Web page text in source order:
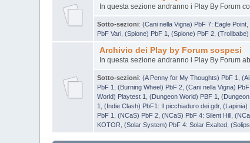
In questa sezione andranno i Play By Forum
Sotto-sezioni:(Cani nella Vigna) PbF 7: Eagle Point
PbF Vari ,(Spione) PbF 1 ,(Spione) PbF 2 ,(Trollbabe)
Archivio dei Play by Forum sospesi
In questa sezione andranno i Play By Forum
Sotto-sezioni:(A Penny for My Thoughts) PbF 1 ,
PbF 1
,(Burning Wheel) PbF 2 ,(Cani nella Vigna)
World) Playtest 1
,(Dungeon World) PBF 1 ,
1
,(Indie Clash) PbF1: Il picchiaduro dei gdr,(Lapinia)
PbF 1
,(NCaS) PbF 2 ,(NCaS) PbF 4: Silent Hill ,
KOTOR ,(Solar System) PbF 4: Solar Exalted ,